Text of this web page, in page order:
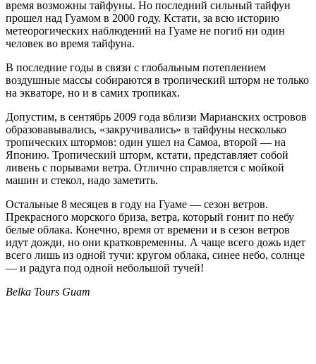
время возможны тайфуны. Но последний сильный тайфун
прошел над Гуамом в 2000 году. Кстати, за всю историю
метеорогических наблюдений на Гуаме не погиб ни один
человек во время тайфуна.
В последние годы в связи с глобальным потеплением
воздушные массы собираются в тропический шторм не только
на экваторе, но и в самих тропиках.
Допустим, в сентябрь 2009 года вблизи Марианских островов
образовавывались, «закручивались» в тайфуны несколько
тропических штормов: один ушел на Самоа, второй — на
Японию. Тропический шторм, кстати, представляет собой
ливень с порывами ветра. Отлично справляется с мойкой
машин и стекол, надо заметить.
Остальные 8 месяцев в году на Гуаме — сезон ветров.
Прекрасного морского бриза, ветра, который гонит по небу
белые облака. Конечно, время от времени и в сезон ветров
идут дожди, но они кратковременны. А чаще всего дожь идет
всего лишь из одной тучи: кругом облака, синее небо, солнце
— и радуга под одной небольшой тучей!
Belka Tours Guam